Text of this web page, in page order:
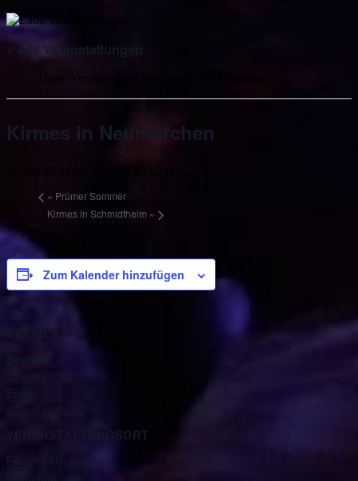
« Alle Veranstaltungen
Kirmes in Neunkirchen
« Prümer Sommer
Kirmes in Schmidtheim »
Zum Kalender hinzufügen
VERANSTALTUNGSORT
Festzelt Neunkirchen